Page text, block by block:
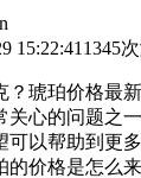
15:22:41 1345
？琥珀价格最
关心的问题之
可以帮助到更
的价格是怎么